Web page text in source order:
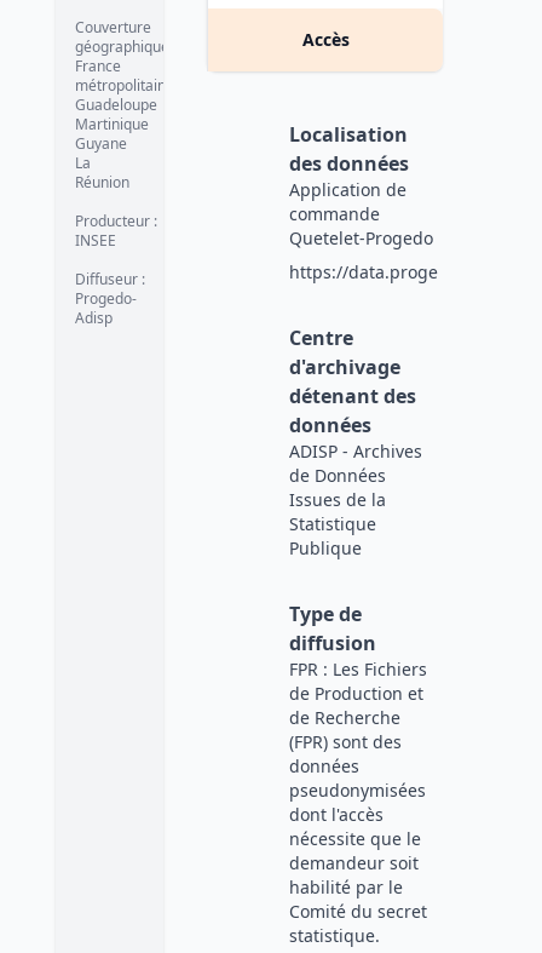
Couverture
géographique
France
métropolitaine
Guadeloupe
Martinique
Guyane
La
Réunion
Producteur :
INSEE
Diffuseur :
Progedo-
Adisp
Accès
Localisation
des données
Application de
commande
Quetelet-Progedo
https://data.progedo.fr
Centre
d'archivage
détenant des
données
ADISP - Archives
de Données
Issues de la
Statistique
Publique
Type de
diffusion
FPR : Les Fichiers
de Production et
de Recherche
(FPR) sont des
données
pseudonymisées
dont l'accès
nécessite que le
demandeur soit
habilité par le
Comité du secret
statistique.